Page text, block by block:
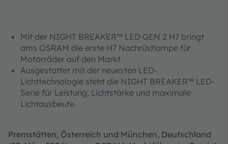
Mit der NIGHT BREAKER™ LED GEN 2 H7 bringt
ams OSRAM die erste H7 Nachrüstlampe für
Motorräder auf den Markt
Ausgestattet mit der neuesten LED-
Lichttechnologie steht die NIGHT BREAKER™ LED-
Serie für Leistung, Lichtstärke und maximale
Lichtausbeute
Premstätten, Österreich und München, Deutschland